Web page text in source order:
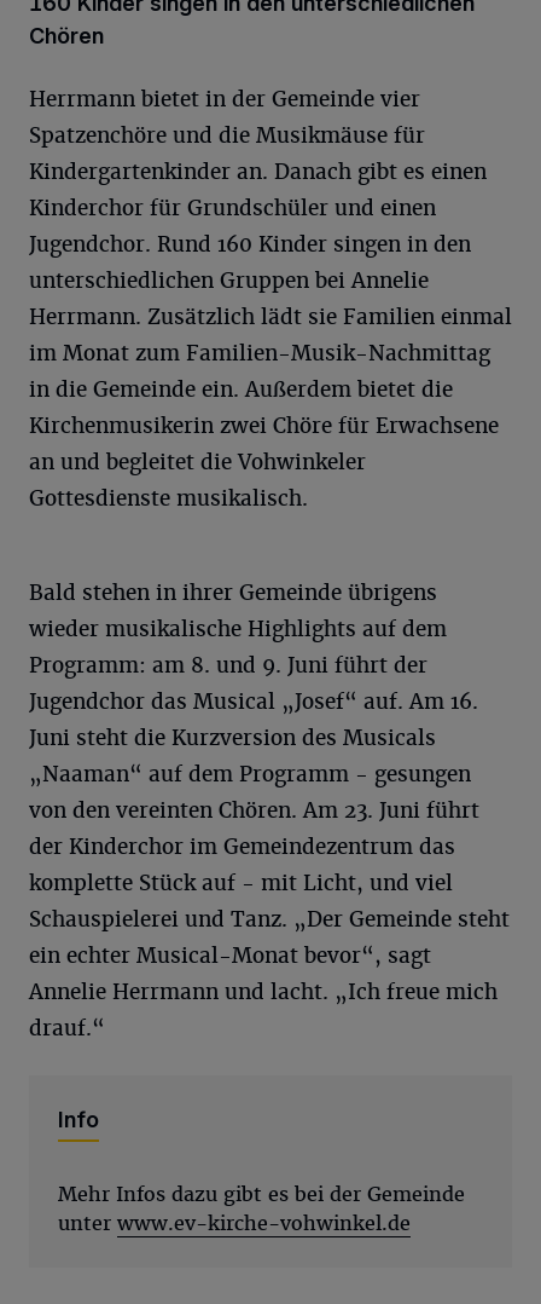
Chören
Herrmann bietet in der Gemeinde vier
Spatzenchöre und die Musikmäuse für
Kindergartenkinder an. Danach gibt es einen
Kinderchor für Grundschüler und einen
Jugendchor. Rund 160 Kinder singen in den
unterschiedlichen Gruppen bei Annelie
Herrmann. Zusätzlich lädt sie Familien einmal
im Monat zum Familien-Musik-Nachmittag
in die Gemeinde ein. Außerdem bietet die
Kirchenmusikerin zwei Chöre für Erwachsene
an und begleitet die Vohwinkeler
Gottesdienste musikalisch.
Bald stehen in ihrer Gemeinde übrigens
wieder musikalische Highlights auf dem
Programm: am 8. und 9. Juni führt der
Jugendchor das Musical „Josef“ auf. Am 16.
Juni steht die Kurzversion des Musicals
„Naaman“ auf dem Programm - gesungen
von den vereinten Chören. Am 23. Juni führt
der Kinderchor im Gemeindezentrum das
komplette Stück auf - mit Licht, und viel
Schauspielerei und Tanz. „Der Gemeinde steht
ein echter Musical-Monat bevor“, sagt
Annelie Herrmann und lacht. „Ich freue mich
drauf.“
Info
Mehr Infos dazu gibt es bei der Gemeinde
unter www.ev-kirche-vohwinkel.de